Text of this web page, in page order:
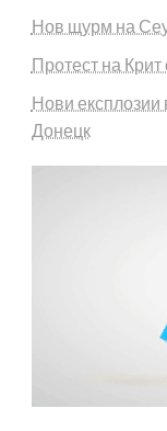
Нов щурм на
Протест на Крит
Нови експлозии
Донецк